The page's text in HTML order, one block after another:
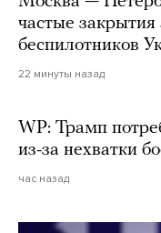
частые закрытия
беспилотников
22 минуты назад
WP: Трамп
из-за нехватки
час назад